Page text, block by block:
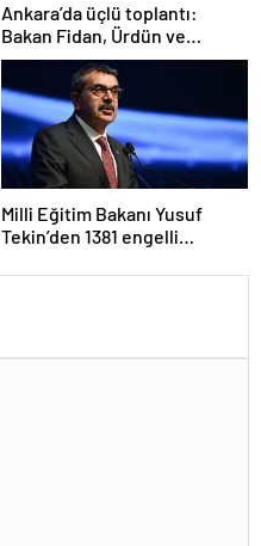
Ankara’da üçlü toplantı:
Bakan Fidan, Ürdün ve
Suriyeli mevkidaşlarıyla
görüştü
Milli Eğitim Bakanı Yusuf
Tekin’den 1381 engelli
paylaşım